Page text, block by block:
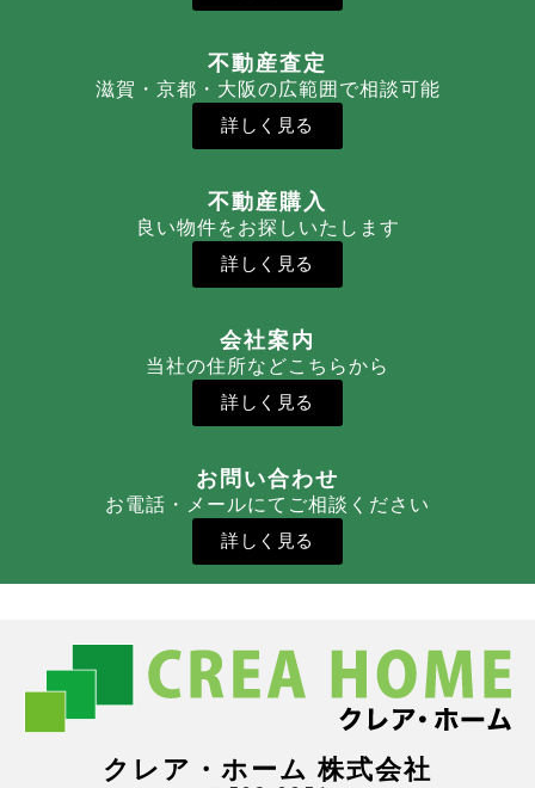
不動産査定
滋賀・京都・大阪の広範囲で相談可能
詳しく見る
不動産購入
良い物件をお探しいたします
詳しく見る
会社案内
当社の住所などこちらから
詳しく見る
お問い合わせ
お電話・メールにてご相談ください
詳しく見る
クレア・ホーム 株式会社